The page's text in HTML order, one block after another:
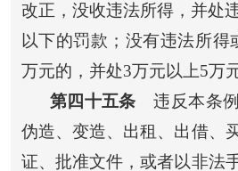
改正，没收违法所得，并处
以下的罚款；没有违法所得
万元的，并处3万元以上5万
第四十五条 违反本条例
伪造、变造、出租、出借、
证、批准文件，或者以非法